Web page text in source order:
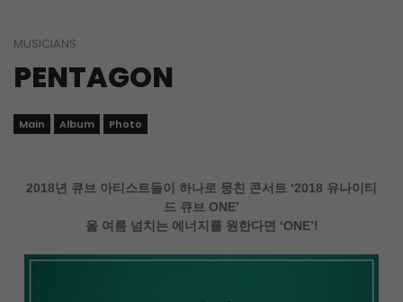
MUSICIANS
PENTAGON
Main Album Photo
2018년 큐브 아티스트들이 하나로 뭉친 콘서트 ‘2018 유나이티
드 큐브 ONE’
올 여름 넘치는 에너지를 원한다면 ‘ONE’!